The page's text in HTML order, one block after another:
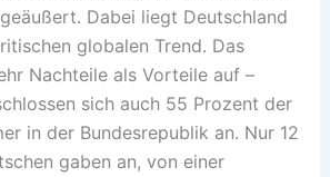
Dabei liegt Deutschland
globalen Trend. Das
Nachteile als Vorteile auf –
sich auch 55 Prozent der
in der Bundesrepublik an. Nur 12
gaben an, von einer